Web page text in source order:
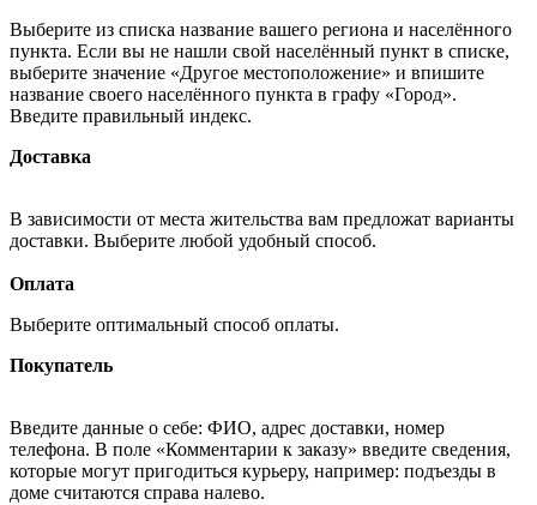
Выберите из списка название вашего региона и населённого
пункта. Если вы не нашли свой населённый пункт в списке,
выберите значение «Другое местоположение» и впишите
название своего населённого пункта в графу «Город».
Введите правильный индекс.
Доставка
В зависимости от места жительства вам предложат варианты
доставки. Выберите любой удобный способ.
Оплата
Выберите оптимальный способ оплаты.
Покупатель
Введите данные о себе: ФИО, адрес доставки, номер
телефона. В поле «Комментарии к заказу» введите сведения,
которые могут пригодиться курьеру, например: подъезды в
доме считаются справа налево.